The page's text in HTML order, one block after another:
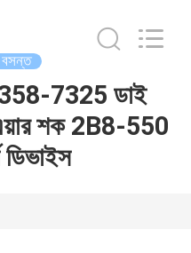
বসন্ত
358-7325 ডাই
শক 2B8-550